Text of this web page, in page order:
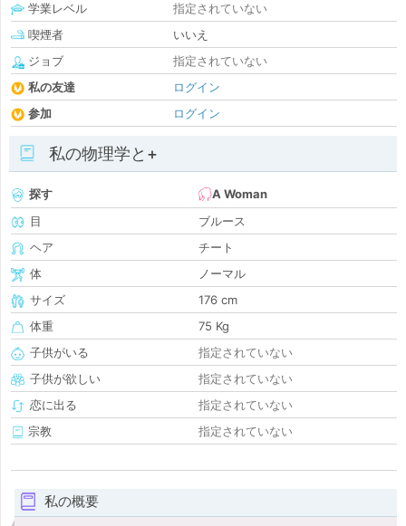
学業レベル
指定されていない
喫煙者
いいえ
ジョブ
指定されていない
私の友達
ログイン
参加
ログイン
私の物理学と+
探す
A Woman
目
ブルース
ヘア
チート
体
ノーマル
サイズ
176 cm
体重
75 Kg
子供がいる
指定されていない
子供が欲しい
指定されていない
恋に出る
指定されていない
宗教
指定されていない
私の概要